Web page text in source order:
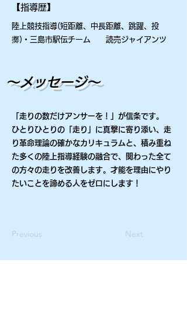
【指導歴】
陸上競技指導(短距離、中長距離、跳躍、投
擲)・三島市駅伝チーム 読売ジャイアンツ
～メッセージ～
「走りの数だけアンサーを！」が信条です。
ひとりひとりの「走り」に真撃に寄り添い、走
り革命理論の確かなカリキュラムと、積み重ね
た多くの陸上指導経験の融合で、関わった全て
の方々の走りを改善します。才能を理由にやり
たいことを諦める人をゼロにします！
Previous Next